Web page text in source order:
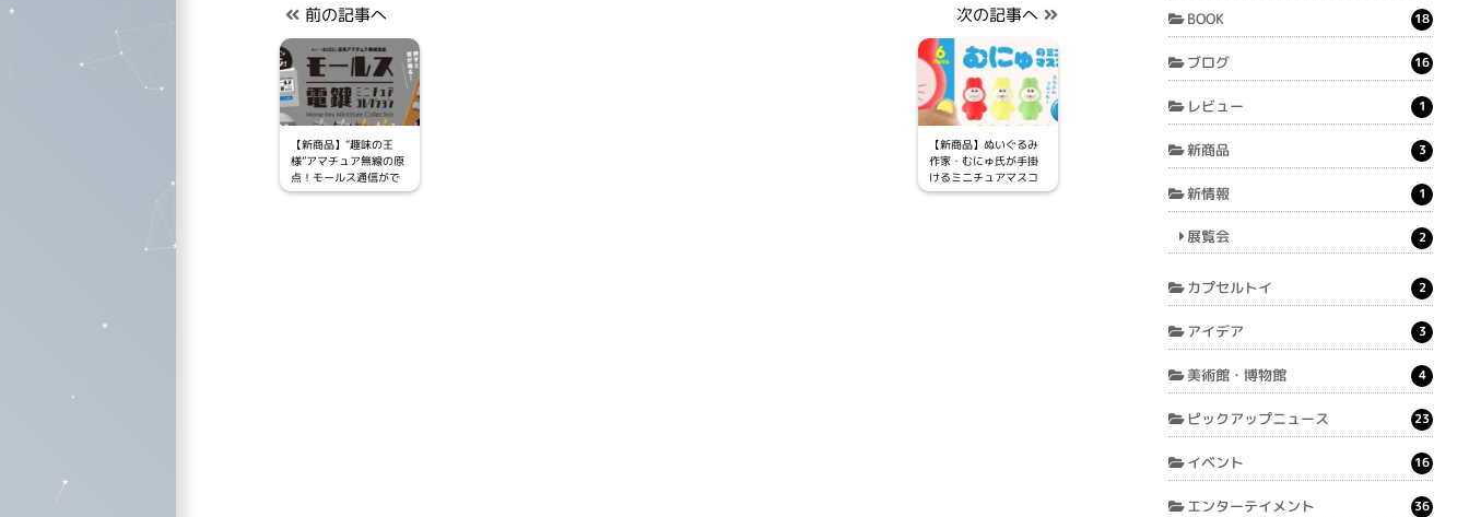
前の記事へ
【新商品】“趣味の王
様”アマチュア無線の原
点！モールス通信がで
きる機器「電鍵」が約5
次の記事へ
【新商品】ぬいぐるみ
作家・むにゅ氏が手掛
けるミニチュアマスコ
ットの「プクるみ」と
BOOK 18
ブログ 16
レビュー 1
新商品 3
新情報 1
展覧会 2
カプセルトイ 2
アイデア 3
美術館・博物館 4
ピックアップニュース 23
イベント 16
エンターテイメント 36